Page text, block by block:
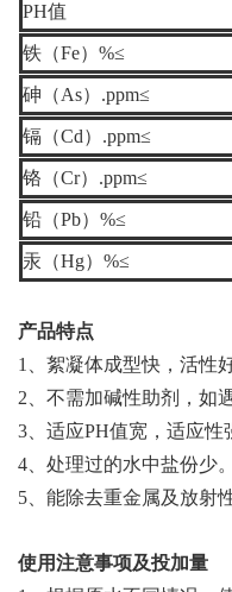
PH值
铁（Fe） %≤
砷（As） .ppm≤
镉（Cd） .ppm≤
铬（Cr） .ppm≤
铅（Pb） %≤
汞（Hg） %≤
产品特点
1
、絮凝体成型快，活性
2 、不需加碱性助剂，如
3 、适应PH值宽，适应性
4 、处理过的水中盐份少。
5 、能除去重金属及放射
使用注意事项及投加量